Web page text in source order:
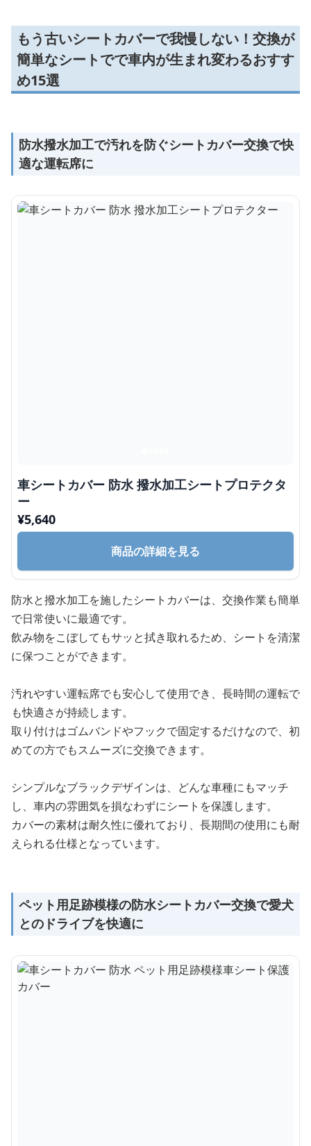
もう古いシートカバーで我慢しない！交換が
簡単なシートでで車内が生まれ変わるおすす
め15選
防水撥水加工で汚れを防ぐシートカバー交換で快
適な運転席に
車シートカバー 防水 撥水加工シートプロテクタ
ー
¥5,640
商品の詳細を見る
防水と撥水加工を施したシートカバーは、交換作業も簡単
で日常使いに最適です。
飲み物をこぼしてもサッと拭き取れるため、シートを清潔
に保つことができます。
汚れやすい運転席でも安心して使用でき、長時間の運転で
も快適さが持続します。
取り付けはゴムバンドやフックで固定するだけなので、初
めての方でもスムーズに交換できます。
シンプルなブラックデザインは、どんな車種にもマッチ
し、車内の雰囲気を損なわずにシートを保護します。
カバーの素材は耐久性に優れており、長期間の使用にも耐
えられる仕様となっています。
ペット用足跡模様の防水シートカバー交換で愛犬
とのドライブを快適に